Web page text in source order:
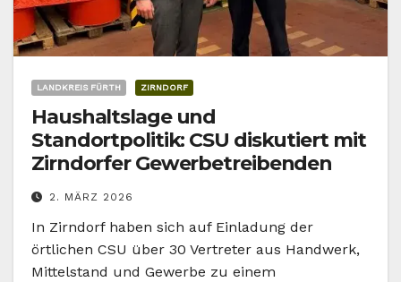
LANDKREIS FÜRTH ZIRNDORF
Haushaltslage und
Standortpolitik: CSU diskutiert mit
Zirndorfer Gewerbetreibenden
2. MÄRZ 2026
In Zirndorf haben sich auf Einladung der
örtlichen CSU über 30 Vertreter aus Handwerk,
Mittelstand und Gewerbe zu einem